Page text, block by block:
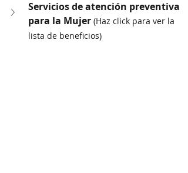
Servicios de atención preventiva
para la Mujer (Haz click para ver la
lista de beneficios)